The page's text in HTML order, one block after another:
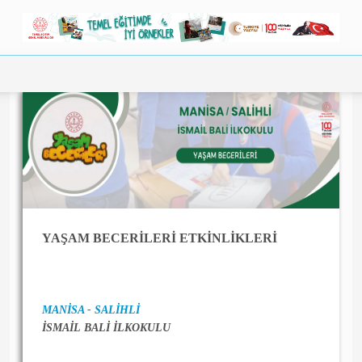
Filtrelemeye göre aşağıdaki sonuçlar
gösteriliyor.
YAŞAM BECERİLERİ ETKİNLİKLERİ
MANİSA - SALİHLİ
İSMAİL BALİ İLKOKULU